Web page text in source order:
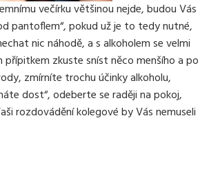
večírku většinou nejde, budou Vás
pantoflem“, pokud už je to tedy nutné,
nic náhodě, a s alkoholem se velmi
zkuste sníst něco menšího a po
zmírníte trochu účinky alkoholu,
dost“, odeberte se raději na pokoj,
rozdovádění kolegové by Vás nemuseli